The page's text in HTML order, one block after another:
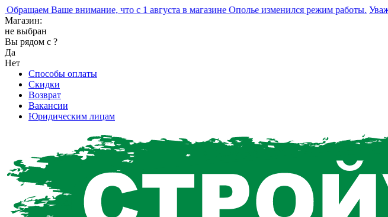
Ваше внимание, что с 1 августа в магазине Ополье изменился режим работы.
Магазин:
не выбран
Вы рядом с ?
Да
Нет
Способы оплаты
Скидки
Возврат
Вакансии
Юридическим лицам